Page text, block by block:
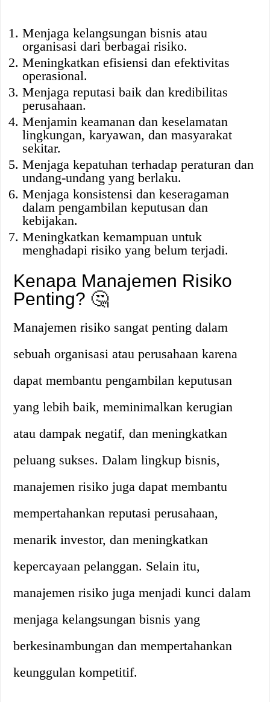
Menjaga kelangsungan bisnis atau
organisasi dari berbagai risiko.
Meningkatkan efisiensi dan efektivitas
operasional.
Menjaga reputasi baik dan kredibilitas
perusahaan.
Menjamin keamanan dan keselamatan
lingkungan, karyawan, dan masyarakat
sekitar.
Menjaga kepatuhan terhadap peraturan dan
undang-undang yang berlaku.
Menjaga konsistensi dan keseragaman
dalam pengambilan keputusan dan
kebijakan.
Meningkatkan kemampuan untuk
menghadapi risiko yang belum terjadi.
Kenapa Manajemen Risiko
Penting? 🤔
Manajemen risiko sangat penting dalam
sebuah organisasi atau perusahaan karena
dapat membantu pengambilan keputusan
yang lebih baik, meminimalkan kerugian
atau dampak negatif, dan meningkatkan
peluang sukses. Dalam lingkup bisnis,
manajemen risiko juga dapat membantu
mempertahankan reputasi perusahaan,
menarik investor, dan meningkatkan
kepercayaan pelanggan. Selain itu,
manajemen risiko juga menjadi kunci dalam
menjaga kelangsungan bisnis yang
berkesinambungan dan mempertahankan
keunggulan kompetitif.